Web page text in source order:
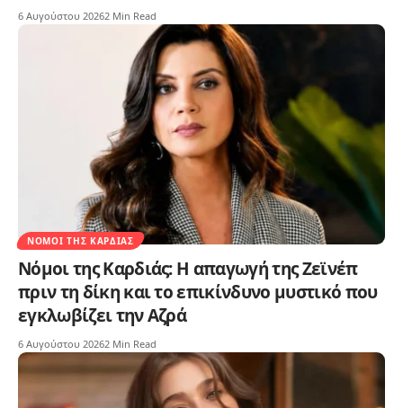
6 Αυγούστου 20262 Min Read
ΝΌΜΟΙ ΤΗΣ ΚΑΡΔΙΆΣ
Νόμοι της Καρδιάς: Η απαγωγή της Ζεϊνέπ
πριν τη δίκη και το επικίνδυνο μυστικό που
εγκλωβίζει την Αζρά
6 Αυγούστου 20262 Min Read